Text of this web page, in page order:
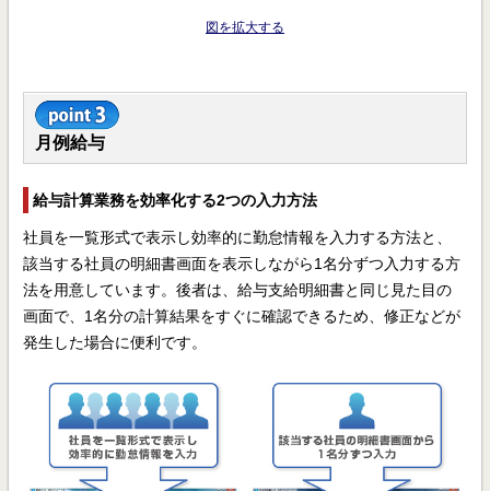
図を拡大する
月例給与
給与計算業務を効率化する2つの入力方法
社員を一覧形式で表示し効率的に勤怠情報を入力する方法と、
該当する社員の明細書画面を表示しながら1名分ずつ入力する方
法を用意しています。後者は、給与支給明細書と同じ見た目の
画面で、1名分の計算結果をすぐに確認できるため、修正などが
発生した場合に便利です。